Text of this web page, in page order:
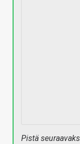
Pistä